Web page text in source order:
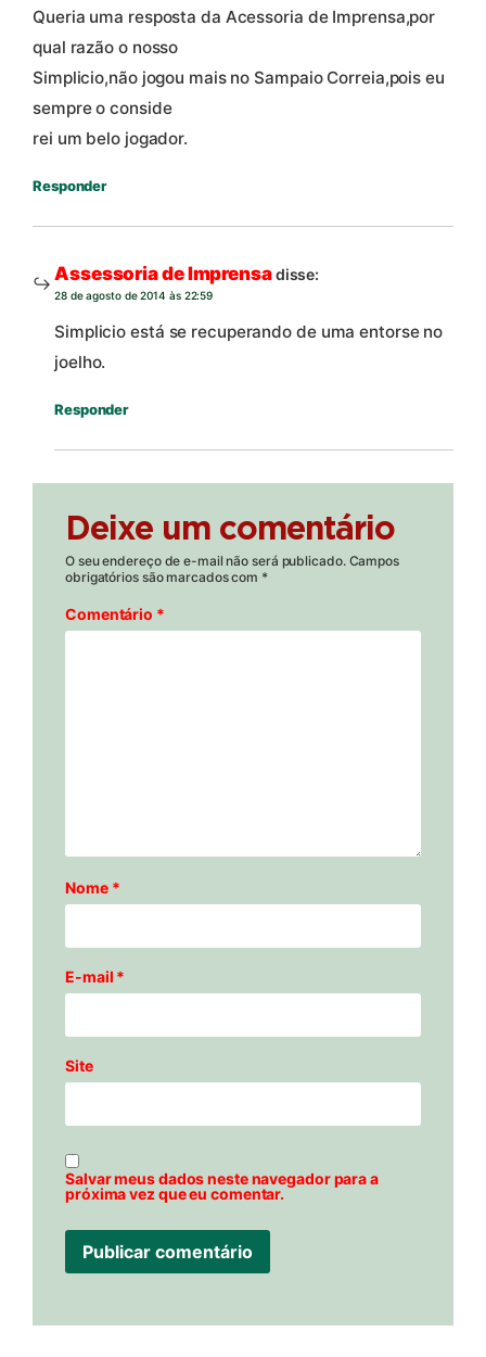
Queria uma resposta da Acessoria de Imprensa,por
qual razão o nosso
Simplicio,não jogou mais no Sampaio Correia,pois eu
sempre o conside
rei um belo jogador.
Responder
Assessoria de Imprensadisse:
28 de agosto de 2014 às 22:59
Simplicio está se recuperando de uma entorse no
joelho.
Responder
Deixe um comentário
O seu endereço de e-mail não será publicado. Campos
obrigatórios são marcados com *
Comentário *
Nome *
E-mail *
Site
Salvar meus dados neste navegador para a
próxima vez que eu comentar.